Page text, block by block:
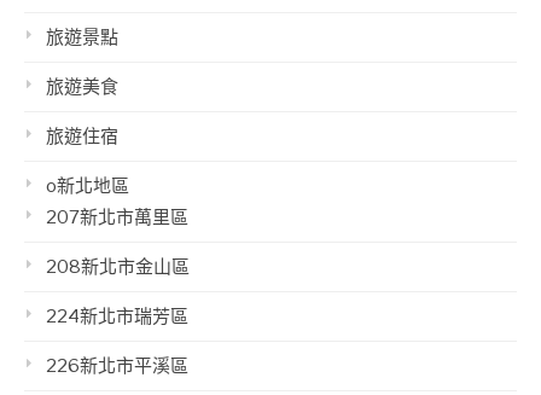
旅遊景點
旅遊美食
旅遊住宿
o新北地區
207新北市萬里區
208新北市金山區
224新北市瑞芳區
226新北市平溪區